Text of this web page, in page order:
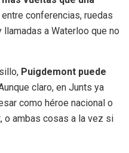
conferencias, ruedas
a Waterloo que no
Puigdemont puede
claro, en Junts ya
como héroe nacional o
o ambas cosas a la vez si